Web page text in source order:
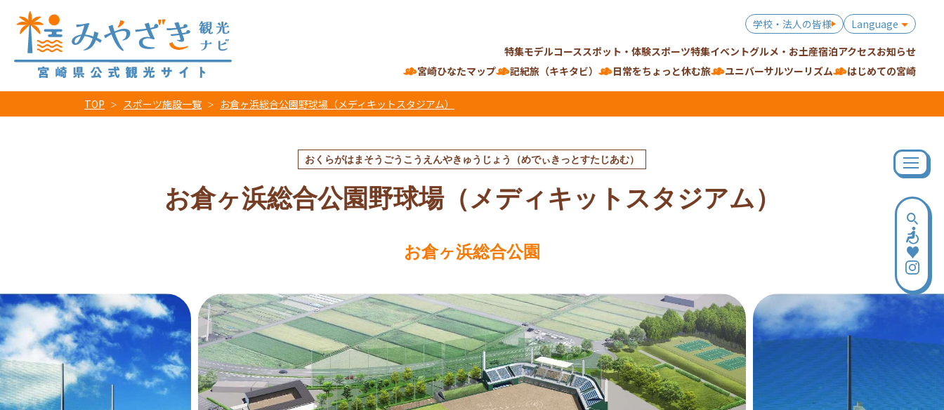
学校・法人の皆様
Language
特集モデルコーススポット・体験スポーツ特集イベントグルメ・お土産宿泊アクセスお知らせ
宮崎ひなたマップ
記紀旅（キキタビ） 日常をちょっと休む旅 ユニバーサルツーリズム はじめての宮崎
TOP スポーツ施設一覧 お倉ヶ浜総合公園野球場（メディキットスタジアム）
おくらがはまそうごうこうえんやきゅうじょう（めでぃきっとすたじあむ）
お倉ヶ浜総合公園野球場（メディキットスタジアム）
お倉ヶ浜総合公園